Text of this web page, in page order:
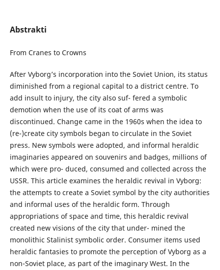
Abstrakti
From Cranes to Crowns
After Vyborg’s incorporation into the Soviet Union, its status
diminished from a regional capital to a district centre. To
add insult to injury, the city also suf- fered a symbolic
demotion when the use of its coat of arms was
discontinued. Change came in the 1960s when the idea to
(re-)create city symbols began to circulate in the Soviet
press. New symbols were adopted, and informal heraldic
imaginaries appeared on souvenirs and badges, millions of
which were pro- duced, consumed and collected across the
USSR. This article examines the heraldic revival in Vyborg:
the attempts to create a Soviet symbol by the city authorities
and informal uses of the heraldic form. Through
appropriations of space and time, this heraldic revival
created new visions of the city that under- mined the
monolithic Stalinist symbolic order. Consumer items used
heraldic fantasies to promote the perception of Vyborg as a
non-Soviet place, as part of the imaginary West. In the